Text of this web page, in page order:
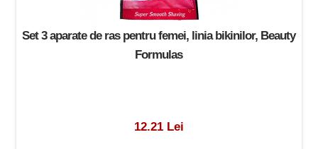
Set 3 aparate de ras pentru femei, linia bikinilor, Beauty
Formulas
12.21 Lei